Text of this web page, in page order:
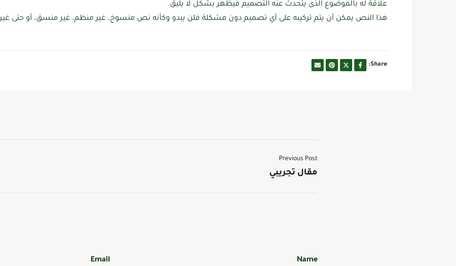
علاقة له بالموضوع الذى يتحدث عنه التصميم فيظهر بشكل لا يليق.
هذا النص يمكن أن يتم تركيبه على أي تصميم دون مشكلة فلن يبدو وكأنه نص منسوخ، غير منظم، غير منسق، أو حتى غير
Share:
Previous Post
مقال تجريبي
Name
Email